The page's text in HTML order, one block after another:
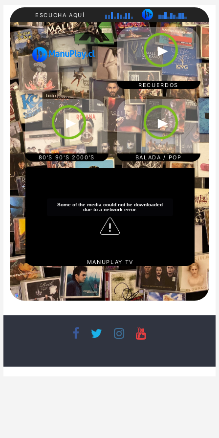
ESCUCHA AQUÍ
RADI
O
MAN
UPL
AY
80'S
90'S
200
0'S
REC
UER
DOS
CUM
BIA/
TRO
PICA
POP/
BAL
ADA
S
REG
GAE
TON
►
RECUERDOS
►
80'S 90'S 2000'S
►
BALADA / POP
MANUPLAY TV